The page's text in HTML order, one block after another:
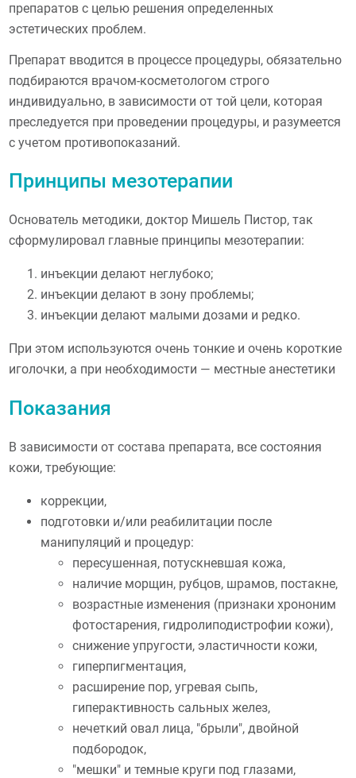
препаратов с целью решения определенных
эстетических проблем.
Препарат вводится в процессе процедуры, обязательно
подбираются врачом-косметологом строго
индивидуально, в зависимости от той цели, которая
преследуется при проведении процедуры, и разумеется
с учетом противопоказаний.
Принципы мезотерапии
Основатель методики, доктор Мишель Пистор, так
сформулировал главные принципы мезотерапии:
инъекции делают неглубоко;
инъекции делают в зону проблемы;
инъекции делают малыми дозами и редко.
При этом используются очень тонкие и очень короткие
иголочки, а при необходимости — местные анестетики
Показания
В зависимости от состава препарата, все состояния
кожи, требующие:
коррекции,
подготовки и/или реабилитации после
манипуляций и процедур:
пересушенная, потускневшая кожа,
наличие морщин, рубцов, шрамов, постакне,
возрастные изменения (признаки хрононим
фотостарения, гидролиподистрофии кожи),
снижение упругости, эластичности кожи,
гиперпигментация,
расширение пор, угревая сыпь,
гиперактивность сальных желез,
нечеткий овал лица, "брыли", двойной
подбородок,
"мешки" и темные круги под глазами,